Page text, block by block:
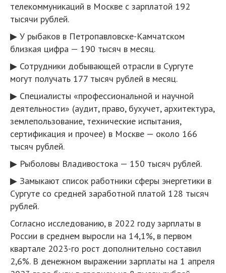
телекоммуникаций в Москве с зарплатой 192
тысячи рублей.
▶ У рыбаков в Петропавловске-Камчатском
близкая цифра — 190 тысяч в месяц.
▶ Сотрудники добывающей отрасли в Сургуте
могут получать 177 тысяч рублей в месяц.
▶ Специалисты «профессиональной и научной
деятельности» (аудит, право, бухучет, архитектура,
землепользование, технические испытания,
сертификация и прочее) в Москве — около 166
тысяч рублей.
▶ Рыболовы Владивостока — 150 тысяч рублей.
▶ Замыкают список работники сферы энергетики в
Сургуте со средней заработной платой 128 тысяч
рублей.
Согласно исследованию, в 2022 году зарплаты в
России в среднем выросли на 14,1%, в первом
квартале 2023-го рост дополнительно составил
2,6%. В денежном выражении зарплаты на 1 апреля